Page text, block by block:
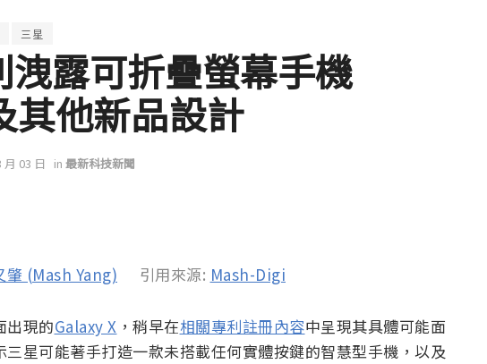
三星
露可折疊螢幕手機
其他新品設計
月 03 日 in 最新科技新聞
肇 (Mash Yang) 引用來源: Mash-Digi
出現的Galaxy X ，稍早在相關專利註冊內容中呈現其具體可能面
星可能著手打造一款未搭載任何實體按鍵的智慧型手機，以及